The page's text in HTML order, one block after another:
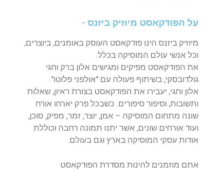
על הפודקאסט מיוזיק ביזנס -
מיוזיק ביזנס הינו פודקאסט העוסק באומנים, ביוצרים,
וכל אנשי עולם המוסיקה בכלל.
את הפודקאסט מפיקים ומגישים אלון ברק וחגי
גולדובסקי, בשיתוף פעולה עם "אולפני פלוטו".
אלון וחגי, יעבירו את הפודקאסט בצורת ראיון, שאלות
ותשובות, וסיפור סיפורים. כשבכל פרק יארחו אורח
שונה מתחום המוסיקה – אמן, יוצר, זמר, מפיק, סוכן,
ועוד אורחים שונים, אשר יתנו תמונה רחבה וכוללת
אודות עסקי המוסיקה בארץ וגם בעולם.
אתם מוזמנים להינות מסדרת הפודקאסט